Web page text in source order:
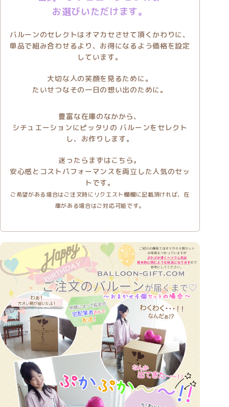
お選びいただけます。
バルーンのセレクトはオマカセさせて頂くかわりに、
単品で組み合わせるより、お得になるよう価格を設定
しています。
大切な人の笑顔を見るために。
たいせつなその一日の想い出のために。
豊富な在庫のなかから、
シチュエーションにピッタリの バルーンをセレクト
し、お作りします。
迷ったらまずはこちら。
安心感とコストパフォーマンスを両立した人気のセッ
トです。
ご希望がある場合はご注文時にリクエスト欄欄に記載頂ければ、在
庫がある場合はご対応可能です。